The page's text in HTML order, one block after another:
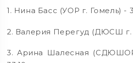
1. Нина Басс (УОР г. Гомель) -
2. Валерия Перегуд (ДЮСШ г.
3. Арина Шалесная